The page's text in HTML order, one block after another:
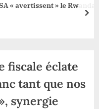
avertissent » le Rwanda
fiscale éclate
tant que nos
synergie